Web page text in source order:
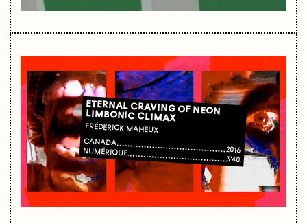
ETERNAL CRAVING OF NEON
LIMBONIC CLIMAX
FRÉDÉRICK MAHEUX
CANADA
2016
NUMÉRIQUE
3'40